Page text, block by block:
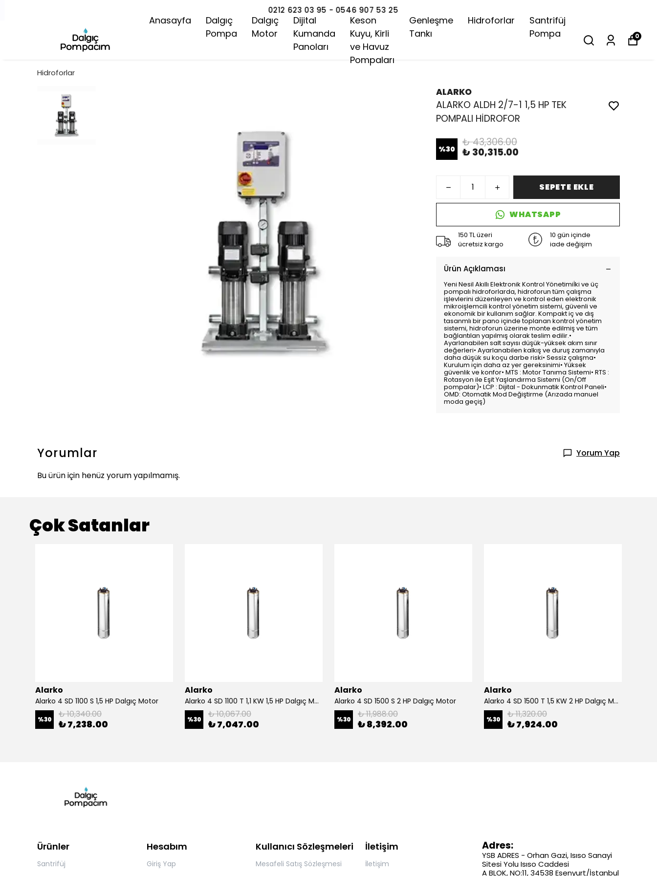
0212 623 03 95 - 0546 907 53 25
Anasayfa
Dalgıç
Pompa
Dalgıç
Motor
Dijital
Kumanda
Panoları
Keson
Kuyu, Kirli
ve Havuz
Pompaları
Genleşme
Tankı
Hidroforlar
Santrifüj
Pompa
0
Hidroforlar
ALARKO
ALARKO ALDH 2/7-1 1,5 HP TEK
POMPALI HİDROFOR
%30
₺ 43,306.00
₺ 30,315.00
SEPETE EKLE
WHATSAPP
150 TL üzeri
ücretsiz kargo
10 gün içinde
iade değişim
Ürün Açıklaması
Yeni Nesil Akıllı Elektronik Kontrol Yönetimiİki ve üç
pompalı hidroforlarda, hidroforun tüm çalışma
işlevlerini düzenleyen ve kontrol eden elektronik
mikroişlemcili kontrol yönetim sistemi, güvenli ve
ekonomik bir kullanım sağlar. Kompakt iç ve dış
tasanmlı bir pano içinde toplanan kontrol yönetim
sistemi, hidroforun üzerine monte edilmiş ve tüm
bağlantılan yapılmış olarak teslim edilir.•
Ayarlanabilen salt sayısı düşük-yüksek akım sınır
değerleri• Ayarlanabilen kalkış ve duruş zamanıyla
daha düşük su koçu darbe riski• Sessiz çalışma•
Kurulum için daha az yer gereksinimi• Yüksek
güvenlik ve konfor• MTS : Motor Tanıma Sistemi• RTS :
Rotasyon ile Eşit Yaşlandırma Sistemi (On/Off
pompalar)• LCP : Dijital - Dokunmatik Kontrol Paneli•
OMD: Otomatik Mod Değiştirme (Arızada manuel
moda geçiş)
Yorumlar
Yorum Yap
Bu ürün için henüz yorum yapılmamış.
Çok Satanlar
Alarko
Alarko 4 SD 1100 S 1,5 HP Dalgıç Motor
%30 ₺ 10,340.00
₺ 7,238.00
Alarko
Alarko 4 SD 1100 T 1,1 KW 1,5 HP Dalgıç Motor
%30 ₺ 10,067.00
₺ 7,047.00
Alarko
Alarko 4 SD 1500 S 2 HP Dalgıç Motor
%30 ₺ 11,988.00
₺ 8,392.00
Alarko
Alarko 4 SD 1500 T 1,5 KW 2 HP Dalgıç Motor
%30 ₺ 11,320.00
₺ 7,924.00
Ürünler
Santrifüj
Hesabım
Giriş Yap
Kullanıcı Sözleşmeleri
Mesafeli Satış Sözleşmesi
İletişim
İletişim
Adres:
YSB ADRES - Orhan Gazi, Isıso Sanayi
Sitesi Yolu Isıso Caddesi
A BLOK, NO:11, 34538 Esenyurt/İstanbul